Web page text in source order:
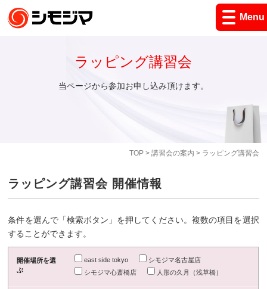
Menu
TOP> 講習会の案内 > ラッピング講習会
ラッピング講習会
当ページから参加お申し込み頂けます。
ラッピング講習会 開催情報
条件を選んで「検索ボタン」を押してください。複数の項目を選択
することができます。
開催場所を選
ぶ
east side tokyo
シモジマ名古屋店
シモジマ心斎橋店
人形の久月（浅草橋）